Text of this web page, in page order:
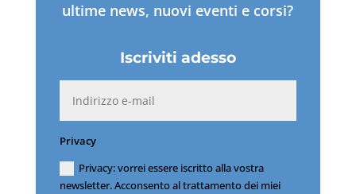
ultime news, nuovi eventi e corsi?
Iscriviti adesso
Privacy
Privacy: vorrei essere iscritto alla vostra
newsletter. Acconsento al trattamento dei miei